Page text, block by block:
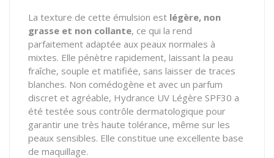
La texture de cette émulsion est légère, non
grasse et non collante, ce qui la rend
parfaitement adaptée aux peaux normales à
mixtes. Elle pénètre rapidement, laissant la peau
fraîche, souple et matifiée, sans laisser de traces
blanches. Non comédogène et avec un parfum
discret et agréable, Hydrance UV Légère SPF30 a
été testée sous contrôle dermatologique pour
garantir une très haute tolérance, même sur les
peaux sensibles. Elle constitue une excellente base
de maquillage.